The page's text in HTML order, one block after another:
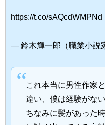
https://t.co/sAQcdWMPNd
— 鈴木輝一郎（職業小説
これ本当に男性作家
違い、僕は経験がない
ちなみに髪があった